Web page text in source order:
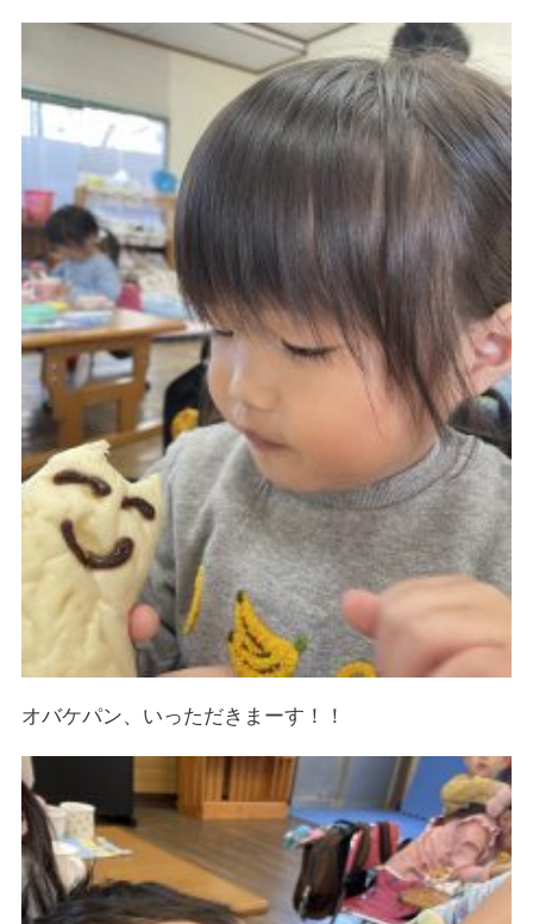
オバケパン、いっただきまーす！！